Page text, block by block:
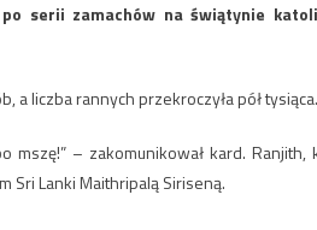
po serii zamachów na świątynie
a liczba rannych przekroczyła pół tysiąca.
mszę!” – zakomunikował kard.
Lanki Maithripalą Siriseną.